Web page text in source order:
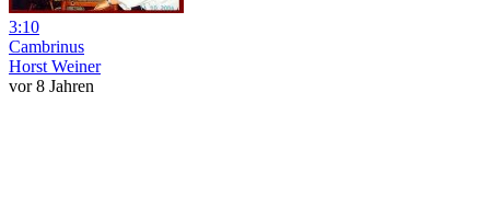
3:10
Cambrinus
Horst Weiner
vor 8 Jahren